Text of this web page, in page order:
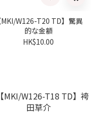
MKI/W126-T20 TD】驚異
的な金額
HK$10.00